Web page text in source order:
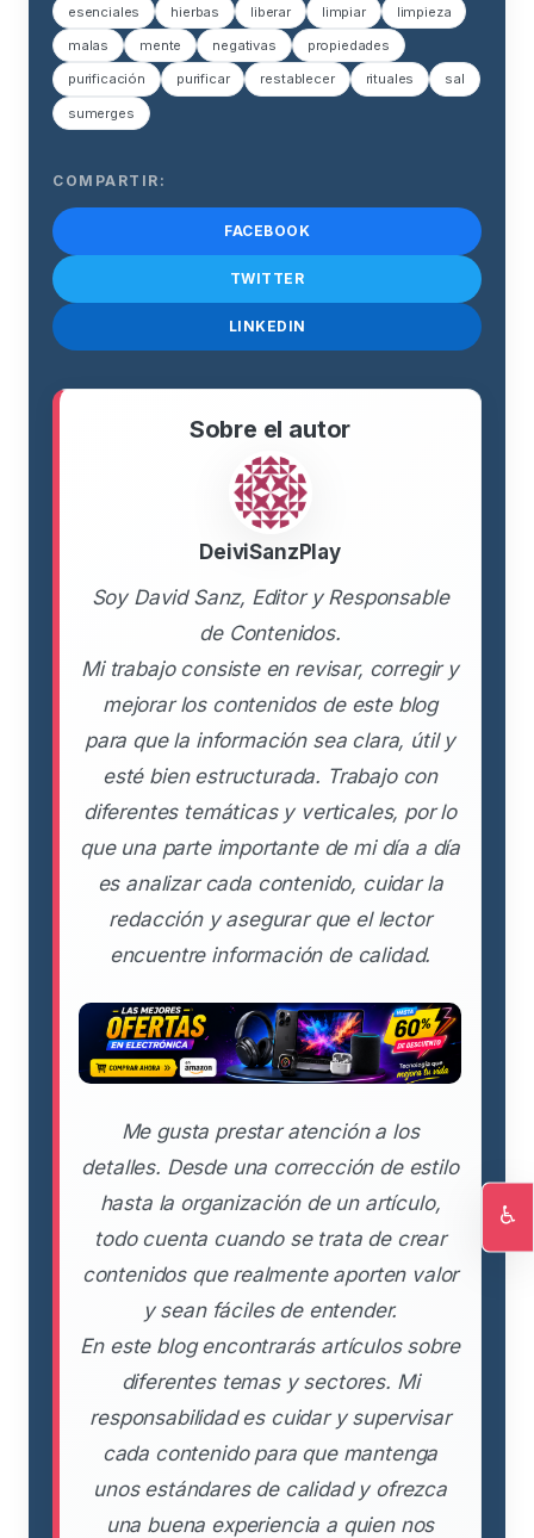
esenciales hierbas liberar limpiar limpieza
malas mente negativas propiedades
purificación purificar restablecer rituales sal
sumerges
COMPARTIR:
FACEBOOK
TWITTER
LINKEDIN
Sobre el autor
DeiviSanzPlay
Soy David Sanz, Editor y Responsable
de Contenidos.
Mi trabajo consiste en revisar, corregir y
mejorar los contenidos de este blog
para que la información sea clara, útil y
esté bien estructurada. Trabajo con
diferentes temáticas y verticales, por lo
que una parte importante de mi día a día
es analizar cada contenido, cuidar la
redacción y asegurar que el lector
encuentre información de calidad.
Me gusta prestar atención a los
detalles. Desde una corrección de estilo
hasta la organización de un artículo,
todo cuenta cuando se trata de crear
contenidos que realmente aporten valor
y sean fáciles de entender.
En este blog encontrarás artículos sobre
diferentes temas y sectores. Mi
responsabilidad es cuidar y supervisar
cada contenido para que mantenga
unos estándares de calidad y ofrezca
una buena experiencia a quien nos
♿